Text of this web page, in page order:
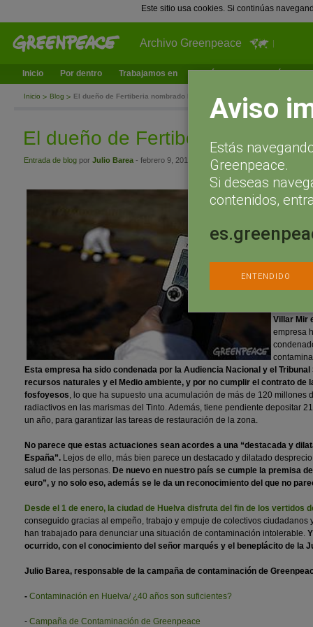
Este sitio usa cookies. Si continúas
Archivo Greenpeace
Inicio Por dentro Trabajamos en ¿Qué puedes hacer tú?
Inicio Blog El dueño de Fertiberia nombrado Marqués
El dueño de Fertiberia
Entrada de blog por Julio Barea - febrero 9, 2011 a las 12:52
El
Estado
servicio
podría
Villar Mir
empresa
Esta empresa ha sido condenada por la Audiencia Nacional y el
recursos naturales y el Medio ambiente, y por no cumplir el contrato de
fosfoyesos, lo que ha supuesto una acumulación de más de 120 millones
radiactivos en las marismas del Tinto. Además, tiene pendiente depositar
un año, para garantizar las tareas de restauración de la zona.
No parece que estas actuaciones sean acordes a una “destacada y
España”. Lejos de ello, más bien parece un destacado y dilatado
salud de las personas. De nuevo en nuestro país se cumple la premisa
euro”, y no solo eso, además se le da un reconocimiento del que no
Desde el 1 de enero, la ciudad de Huelva disfruta del fin de los vertidos
conseguido gracias al empeño, trabajo y empuje de colectivos ciudadanos
han trabajado para denunciar una situación de contaminación intolerable.
ocurrido, con el conocimiento del señor marqués y el beneplácito de la
Julio Barea, responsable de la campaña de contaminación de
- Contaminación en Huelva/ ¿40 años son suficientes?
- Campaña de Contaminación de Greenpeace
Aviso
Estás
Greenpeace.
Si deseas
contenidos,
ENTENDIDO